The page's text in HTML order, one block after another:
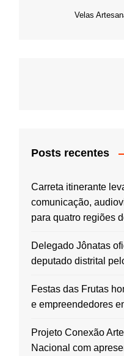
Velas
Posts recentes
Carreta itinerante
comunicação,
para quatro regiões
Delegado Jônatas
deputado distrital
Festas das Frutas
e empreendedores
Projeto Conexão
Nacional com